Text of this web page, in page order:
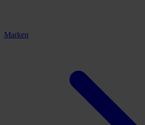
Marken